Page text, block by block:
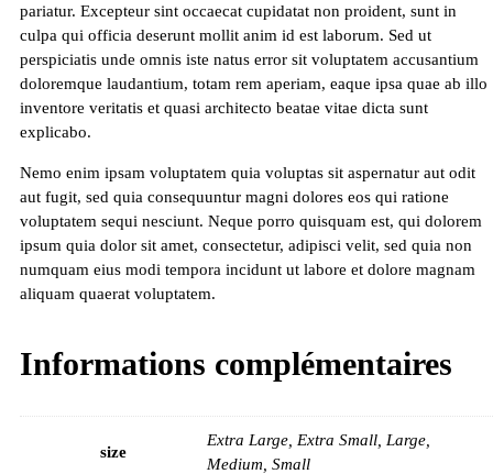
pariatur. Excepteur sint occaecat cupidatat non proident, sunt in
culpa qui officia deserunt mollit anim id est laborum. Sed ut
perspiciatis unde omnis iste natus error sit voluptatem accusantium
doloremque laudantium, totam rem aperiam, eaque ipsa quae ab illo
inventore veritatis et quasi architecto beatae vitae dicta sunt
explicabo.
Nemo enim ipsam voluptatem quia voluptas sit aspernatur aut odit
aut fugit, sed quia consequuntur magni dolores eos qui ratione
voluptatem sequi nesciunt. Neque porro quisquam est, qui dolorem
ipsum quia dolor sit amet, consectetur, adipisci velit, sed quia non
numquam eius modi tempora incidunt ut labore et dolore magnam
aliquam quaerat voluptatem.
Informations complémentaires
size
Extra Large, Extra Small, Large,
Medium, Small